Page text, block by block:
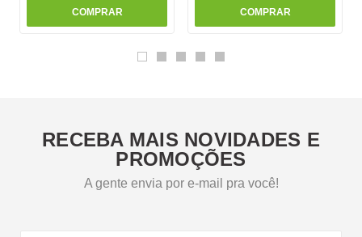
COMPRAR COMPRAR
RECEBA MAIS NOVIDADES E
PROMOÇÕES
A gente envia por e-mail pra você!